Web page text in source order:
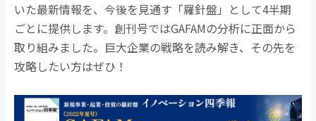
いた最新情報を、今後を見通す「羅針盤」として4半期
ごとに提供します。 創刊号ではGAFAMの分析に正面から
取り組みました。巨大企業の戦略を読み解き、その先を
攻略したい方はぜひ！